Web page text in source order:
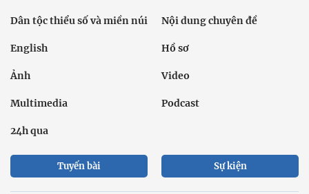
Dân tộc thiểu số và miền núi Nội dung chuyên đề
English Hồ sơ
Ảnh Video
Multimedia Podcast
24h qua
Tuyến bài Sự kiện